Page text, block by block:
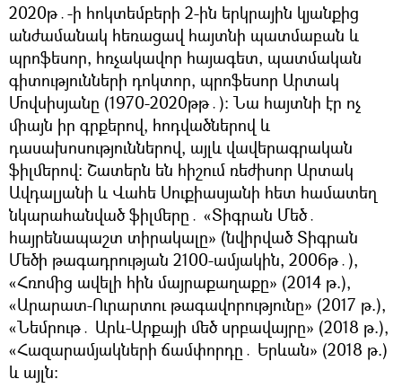
2020թ․-ի հոկտեմբերի 2-ին երկրային կյանքից
անժամանակ հեռացավ հայտնի պատմաբան և
պրոֆեսոր, հռչակավոր հայագետ, պատմական
գիտությունների դոկտոր, պրոֆեսոր Արտակ
Մովսիսյանը (1970-2020թթ․)։ Նա հայտնի էր ոչ
միայն իր գրքերով, հոդվածներով և
դասախոսություններով, այլև վավերագրական
ֆիլմերով։ Շատերն են հիշում ռեժիսոր Արտակ
Ավդալյանի և Վահե Սուքիասյանի հետ համատեղ
նկարահանված ֆիլմերը․ «Տիգրան Մեծ․
հայրենապաշտ տիրակալը» (նվիրված Տիգրան
Մեծի թագադրության 2100-ամյակին, 2006թ․),
«Հռոմից ավելի հին մայրաքաղաքը» (2014 թ.),
«Արարատ-Ուրարտու թագավորությունը» (2017 թ.),
«Նեմրութ․ Արև-Արքայի մեծ սրբավայրը» (2018 թ.),
«Հազարամյակների ճամփորդը․ Երևան» (2018 թ.)
և այլն։